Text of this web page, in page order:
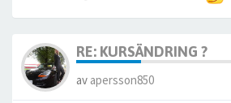
RE: KURSÄNDRING ?
av apersson850